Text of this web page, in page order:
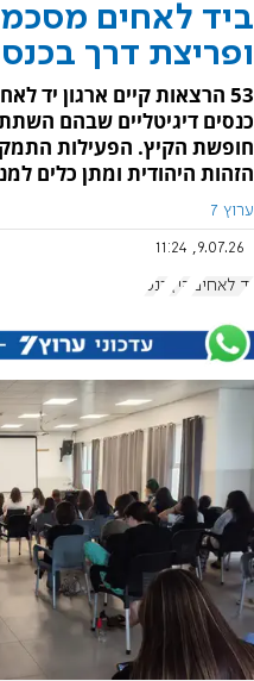
ביד לאחים
ופריצת דרך
53 הרצאות קיים ארגון יד
כנסים דיגיטליים שבהם
חופשת הקיץ. הפעילות
הזהות היהודית ומתן כלים
ערוץ 7
9.07.26, 11:24
יד לאחים קיץ כנס